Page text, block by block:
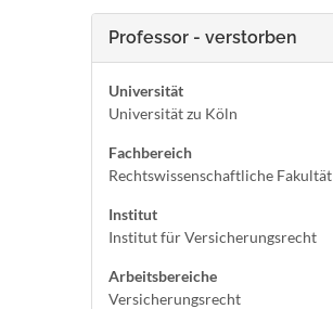
Professor - verstorben
Universität
Universität zu Köln
Fachbereich
Rechtswissenschaftliche Fakultät
Institut
Institut für Versicherungsrecht
Arbeitsbereiche
Versicherungsrecht